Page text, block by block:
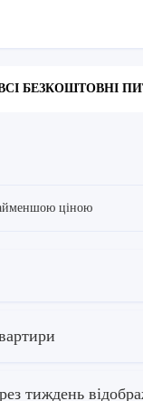
БЕЗКОШТОВНІ
ціною
тиждень